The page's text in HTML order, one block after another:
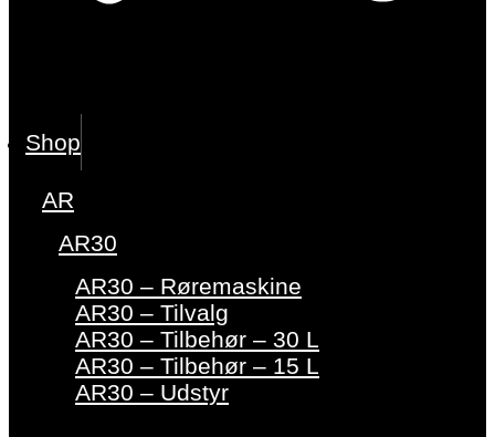
Shop
AR
AR30
AR30 – Røremaskine
AR30 – Tilvalg
AR30 – Tilbehør – 30 L
AR30 – Tilbehør – 15 L
AR30 – Udstyr